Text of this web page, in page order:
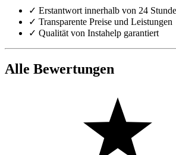
✓ Erstantwort innerhalb von 24
✓ Transparente Preise und Leistungen
✓ Qualität von Instahelp garantiert
Alle Bewertungen